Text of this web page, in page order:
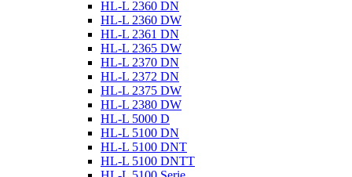
HL-L 2360 DN
HL-L 2360 DW
HL-L 2361 DN
HL-L 2365 DW
HL-L 2370 DN
HL-L 2372 DN
HL-L 2375 DW
HL-L 2380 DW
HL-L 5000 D
HL-L 5100 DN
HL-L 5100 DNT
HL-L 5100 DNTT